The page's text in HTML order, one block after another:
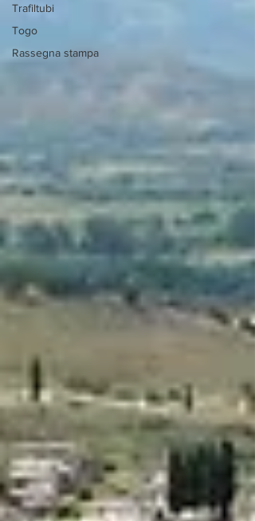
Trafiltubi
Togo
Rassegna stampa